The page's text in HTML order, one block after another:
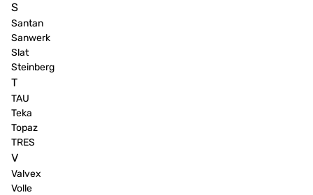
S
Santan
Sanwerk
Slat
Steinberg
T
TAU
Teka
Topaz
TRES
V
Valvex
Volle